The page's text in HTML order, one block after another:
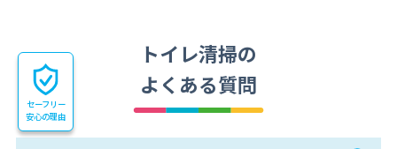
トイレ清掃の
よくある質問
セーフリー
安心の理由